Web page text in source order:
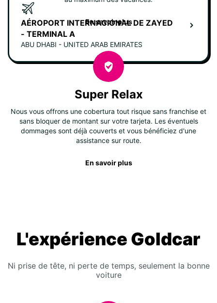
AÉROPORT INTERNACIONAL DE ZAYED
- TERMINAL A
ABU DHABI - UNITED ARAB EMIRATES
En savoir plus
Super Relax
Nous vous offrons une cobertura tout risque sans franchise et
sans bloquer de montant sur votre tarjeta. Les éventuels
dommages sont déjà couverts et vous bénéficiez d'une
assistance sur route.
En savoir plus
L'expérience Goldcar
Ni prise de tête, ni perte de temps, seulement la bonne
voiture